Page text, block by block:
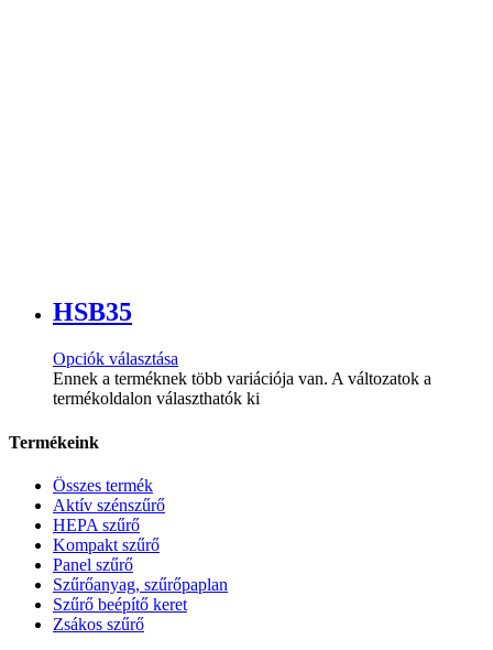
HSB35
Opciók választása
Ennek a terméknek több variációja van. A változatok a
termékoldalon választhatók ki
Termékeink
Összes termék
Aktív szénszűrő
HEPA szűrő
Kompakt szűrő
Panel szűrő
Szűrőanyag, szűrőpaplan
Szűrő beépítő keret
Zsákos szűrő